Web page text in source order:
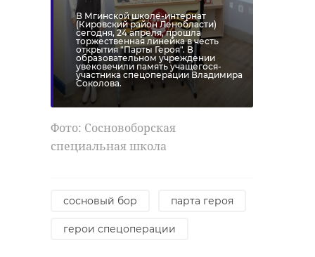
В Мгинской школе-интернат
(Кировский район Ленобласти)
сегодня, 24 апреля, прошла
торжественная линейка в честь
открытия "Парты Героя". В
образовательном учреждении
увековечили память учащегося-
участника спецоперации Владимира
Соколова.
Фото: Сосновоборская
специальная школа
сосновый бор парта героя
герои спецоперации